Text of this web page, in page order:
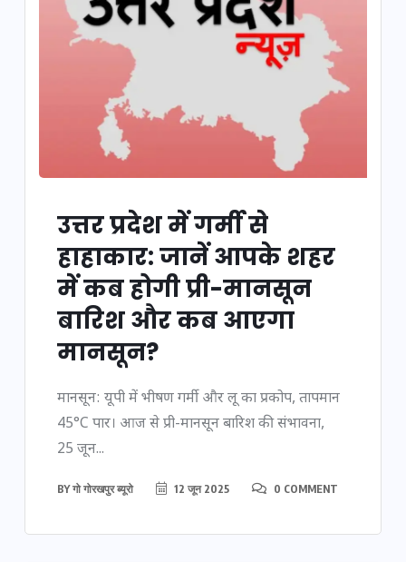
उत्तर प्रदेश में गर्मी से
हाहाकार: जानें आपके शहर
में कब होगी प्री-मानसून
बारिश और कब आएगा
मानसून?
मानसून: यूपी में भीषण गर्मी और लू का प्रकोप, तापमान
45°C पार। आज से प्री-मानसून बारिश की संभावना,
25 जून...
BYगो गोरखपुर ब्यूरो 12 जून 2025 0 COMMENT